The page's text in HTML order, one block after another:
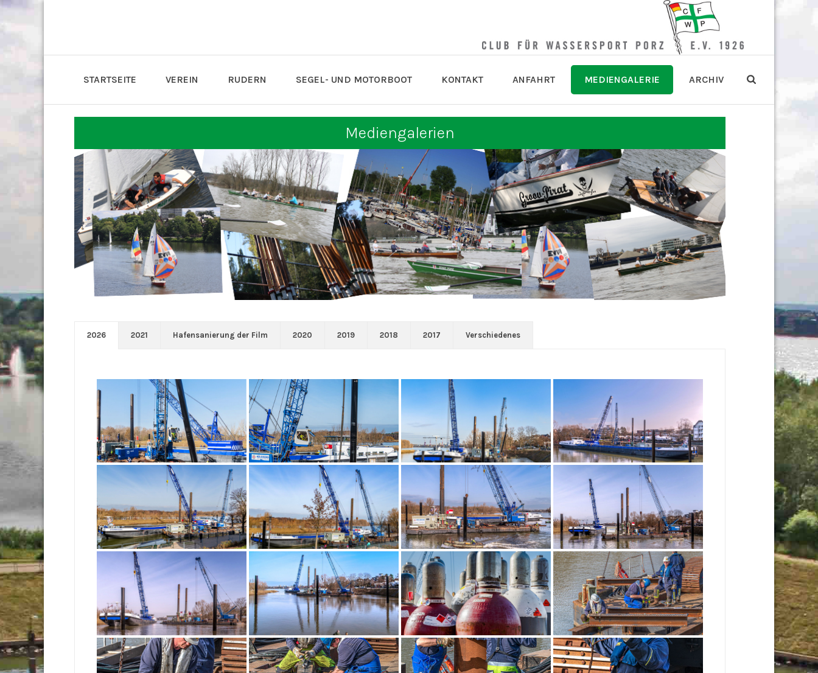
STARTSEITE VEREIN RUDERN SEGEL- UND MOTORBOOT KONTAKT ANFAHRT MEDIENGALERIE ARCHIV
Mediengalerien
2026 2021 Hafensanierung der Film 2020 2019 2018 2017 Verschiedenes